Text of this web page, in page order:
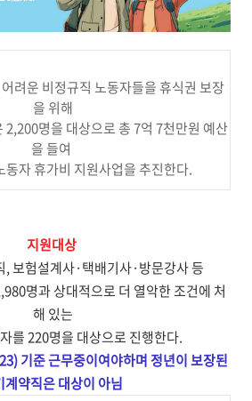
려운 비정규직 노동자들을 휴식권 보장
을 위해
2,200명을 대상으로 총 7억 7천만원 예산
을 들여
동자 휴가비 지원사업을 추진한다.
지원대상
, 보험설계사·택배기사·방문강사 등
명과 상대적으로 더 열악한 조건에 처
해 있는
를 220명을 대상으로 진행한다.
기준 근무중이여야하며 정년이 보장된
계약직은 대상이 아님